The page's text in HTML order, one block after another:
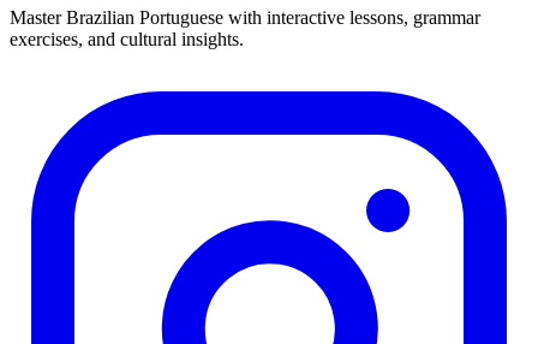
Master Brazilian Portuguese with interactive lessons, grammar
exercises, and cultural insights.